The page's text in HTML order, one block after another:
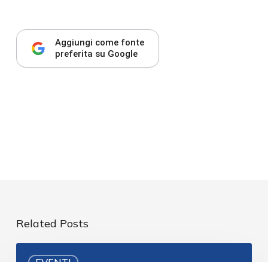
Aggiungi come fonte
preferita su Google
Related Posts